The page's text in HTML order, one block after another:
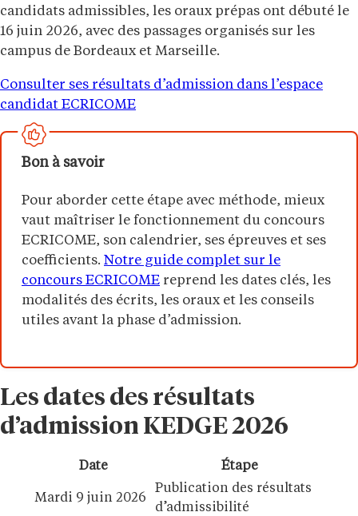
candidats admissibles, les oraux prépas ont débuté le
16 juin 2026, avec des passages organisés sur les
campus de Bordeaux et Marseille.
Consulter ses résultats d’admission dans l’espace
candidat ECRICOME
Bon à savoir
Pour aborder cette étape avec méthode, mieux
vaut maîtriser le fonctionnement du concours
ECRICOME, son calendrier, ses épreuves et ses
coefficients. Notre guide complet sur le
concours ECRICOME reprend les dates clés, les
modalités des écrits, les oraux et les conseils
utiles avant la phase d’admission.
Les dates des résultats
d’admission KEDGE 2026
Date Étape
Mardi 9 juin 2026
Publication des résultats
d’admissibilité